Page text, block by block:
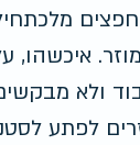
איכשהו,
ולא
לפתע